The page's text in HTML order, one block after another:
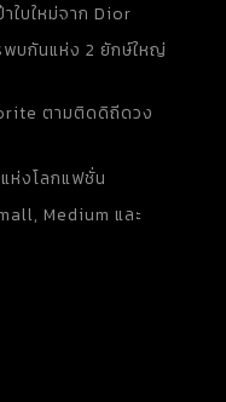
ใบใหม่จาก Dior
บกันแห่ง 2 ยักษ์ใหญ่
ตามติดดิถีดวง
ห่งโลกแฟชั่น
Medium และ